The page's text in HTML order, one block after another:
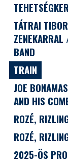
TÁTRAI
BAND
TRAIN
JOE
AND HIS
ROZÉ,
ROZÉ,
2025-ÖS